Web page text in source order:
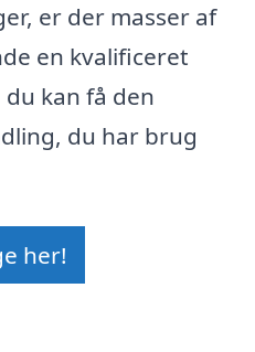
er der masser af
en kvalificeret
kan få den
du har brug
her!